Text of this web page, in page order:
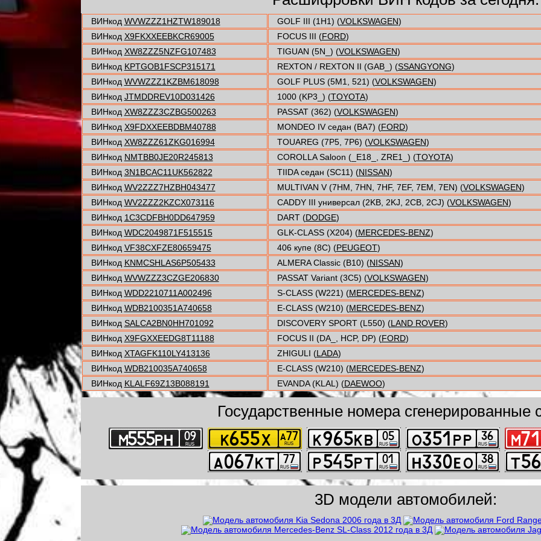
ВИНкод WVWZZZ1HZTW189018 GOLF III (1H1) (VOLKSWAGEN)
ВИНкод X9FKXXEEBKCR69005 FOCUS III (FORD)
ВИНкод XW8ZZZ5NZFG107483 TIGUAN (5N_) (VOLKSWAGEN)
ВИНкод KPTGOB1FSCP315171 REXTON / REXTON II (GAB_) (SSANGYONG)
ВИНкод WVWZZZ1KZBM618098 GOLF PLUS (5M1, 521) (VOLKSWAGEN)
ВИНкод JTMDDREV10D031426 1000 (KP3_) (TOYOTA)
ВИНкод XW8ZZZ3CZBG500263 PASSAT (362) (VOLKSWAGEN)
ВИНкод X9FDXXEEBDBM40788 MONDEO IV седан (BA7) (FORD)
ВИНкод XW8ZZZ61ZKG016994 TOUAREG (7P5, 7P6) (VOLKSWAGEN)
ВИНкод NMTBB0JE20R245813 COROLLA Saloon (_E18_, ZRE1_) (TOYOTA)
ВИНкод 3N1BCAC11UK562822 TIIDA седан (SC11) (NISSAN)
ВИНкод WV2ZZZ7HZBH043477 MULTIVAN V (7HM, 7HN, 7HF, 7EF, 7EM, 7EN) (VOLKSWAGEN)
ВИНкод WV2ZZZ2KZCX073116 CADDY III универсал (2KB, 2KJ, 2CB, 2CJ) (VOLKSWAGEN)
ВИНкод 1C3CDFBH0DD647959 DART (DODGE)
ВИНкод WDC2049871F515515 GLK-CLASS (X204) (MERCEDES-BENZ)
ВИНкод VF38CXFZE80659475 406 купе (8C) (PEUGEOT)
ВИНкод KNMCSHLAS6P505433 ALMERA Classic (B10) (NISSAN)
ВИНкод WVWZZZ3CZGE206830 PASSAT Variant (3C5) (VOLKSWAGEN)
ВИНкод WDD2210711A002496 S-CLASS (W221) (MERCEDES-BENZ)
ВИНкод WDB2100351A740658 E-CLASS (W210) (MERCEDES-BENZ)
ВИНкод SALCA2BN0HH701092 DISCOVERY SPORT (L550) (LAND ROVER)
ВИНкод X9FGXXEEDG8T11188 FOCUS II (DA_, HCP, DP) (FORD)
ВИНкод XTAGFK110LY413136 ZHIGULI (LADA)
ВИНкод WDB210035A740658 E-CLASS (W210) (MERCEDES-BENZ)
ВИНкод KLALF69Z13B088191 EVANDA (KLAL) (DAEWOO)
Государственные номера сгенерированные
3D модели автомобилей: